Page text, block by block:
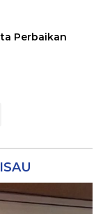
Perbaikan